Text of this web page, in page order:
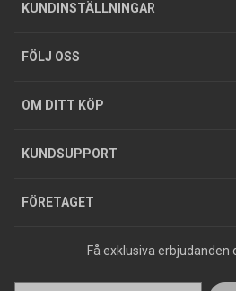
KUNDINSTÄLLNINGAR
Företagskund / Privatkund
FÖLJ OSS
OM DITT KÖP
Integritetspolicy
GDPR
KUNDSUPPORT
Foldrar och kataloger
Köpguider
Varumärken
FÖRETAGET
Tjänster
Hållbarhet
Jobba hos oss
Press
Få exklusiva erbjudanden